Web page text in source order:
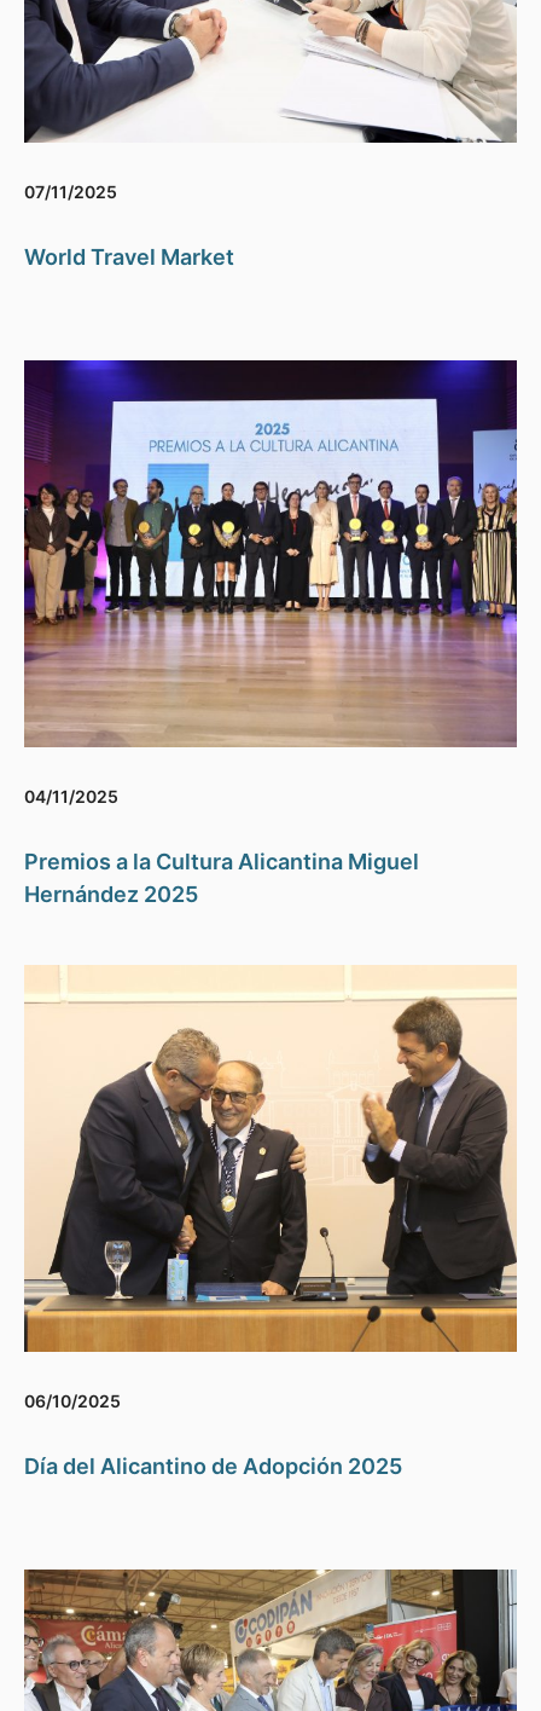
07/11/2025
World Travel Market
04/11/2025
Premios a la Cultura Alicantina Miguel
Hernández 2025
06/10/2025
Día del Alicantino de Adopción 2025